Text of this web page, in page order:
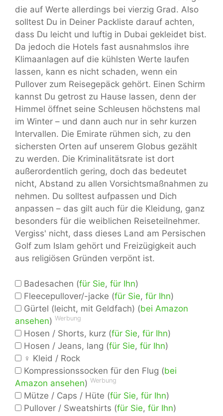
die auf Werte allerdings bei vierzig Grad. Also
solltest Du in Deiner Packliste darauf achten,
dass Du leicht und luftig in Dubai gekleidet bist.
Da jedoch die Hotels fast ausnahmslos ihre
Klimaanlagen auf die kühlsten Werte laufen
lassen, kann es nicht schaden, wenn ein
Pullover zum Reisegepäck gehört. Einen Schirm
kannst Du getrost zu Hause lassen, denn der
Himmel öffnet seine Schleusen höchstens mal
im Winter – und dann auch nur in sehr kurzen
Intervallen. Die Emirate rühmen sich, zu den
sichersten Orten auf unserem Globus gezählt
zu werden. Die Kriminalitätsrate ist dort
außerordentlich gering, doch das bedeutet
nicht, Abstand zu allen Vorsichtsmaßnahmen zu
nehmen. Du solltest aufpassen und Dich
anpassen – das gilt auch für die Kleidung, ganz
besonders für die weiblichen Reiseteilnehmer.
Vergiss' nicht, dass dieses Land am Persischen
Golf zum Islam gehört und Freizügigkeit auch
aus religiösen Gründen verpönt ist.
Badesachen (für Sie, für Ihn)
Fleecepullover/-jacke (für Sie, für Ihn)
Gürtel (leicht, mit Geldfach) (bei Amazon
ansehen) Werbung
Hosen / Shorts, kurz (für Sie, für Ihn)
Hosen / Jeans, lang (für Sie, für Ihn)
♀ Kleid / Rock
Kompressionssocken für den Flug (bei
Amazon ansehen) Werbung
Mütze / Caps / Hüte (für Sie, für Ihn)
Pullover / Sweatshirts (für Sie, für Ihn)